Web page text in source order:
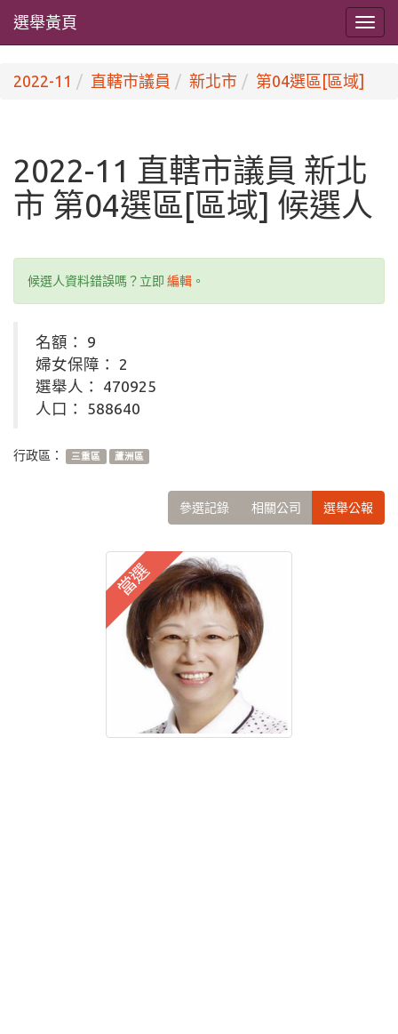
選舉黃頁
2022-11 直轄市議員 新北市 第04選區[區域]
2022-11 直轄市議員 新北
市 第04選區[區域] 候選人
候選人資料錯誤嗎？立即 編輯 。
名額： 9
婦女保障： 2
選舉人： 470925
人口： 588640
行政區： 三重區 蘆洲區
參選記錄 相關公司 選舉公報
當選